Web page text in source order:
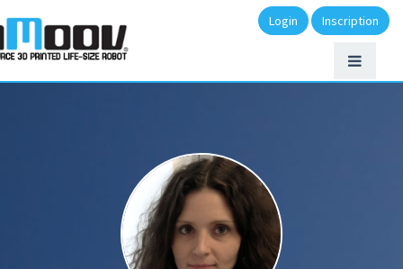
Login Inscription